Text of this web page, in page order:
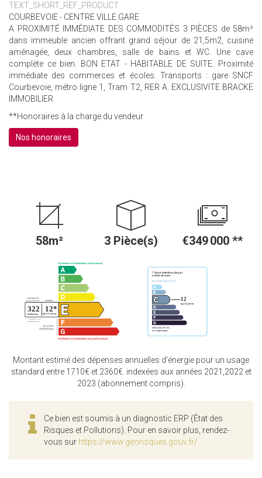
TEXT_SHORT_REF_PRODUCT
COURBEVOIE - CENTRE VILLE GARE
A PROXIMITÉ IMMÉDIATE DES COMMODITÉS 3 PIÈCES de 58m²
dans immeuble ancien offrant grand séjour de 21,5m2, cuisine
aménagée, deux chambres, salle de bains et WC. Une cave
complète ce bien. BON ETAT - HABITABLE DE SUITE. Proximité
immédiate des commerces et écoles. Transports : gare SNCF
Courbevoie, métro ligne 1, Tram T2, RER A. EXCLUSIVITE BRACKE
IMMOBILIER
**Honoraires à la charge du vendeur
Nos honoraires
58m² 3 Pièce(s) €349 000 **
Montant estimé des dépenses annuelles d'énergie pour un usage
standard entre 1710€ et 2360€. indexées aux années 2021,2022 et
2023 (abonnement compris).
Ce bien est soumis à un diagnostic ERP (État des
Risques et Pollutions). Pour en savoir plus, rendez-
vous sur https://www.georisques.gouv.fr/